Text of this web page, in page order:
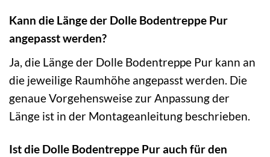
Kann die Länge der Dolle Bodentreppe Pur
angepasst werden?
Ja, die Länge der Dolle Bodentreppe Pur kann an
die jeweilige Raumhöhe angepasst werden. Die
genaue Vorgehensweise zur Anpassung der
Länge ist in der Montageanleitung beschrieben.
Ist die Dolle Bodentreppe Pur auch für den